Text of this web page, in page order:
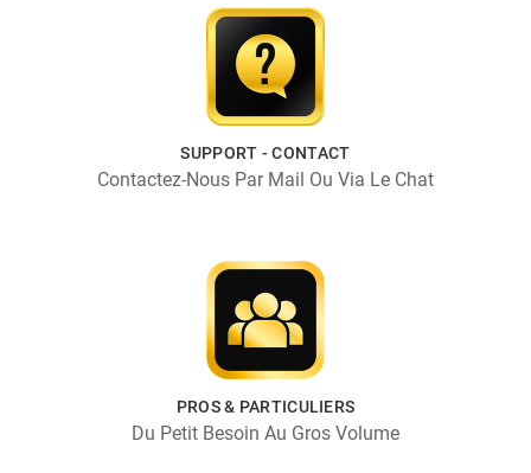
SUPPORT - CONTACT
Contactez-Nous Par Mail Ou Via Le Chat
PROS & PARTICULIERS
Du Petit Besoin Au Gros Volume